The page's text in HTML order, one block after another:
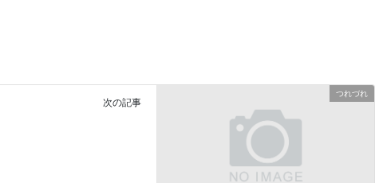
つれづれ
次の記事